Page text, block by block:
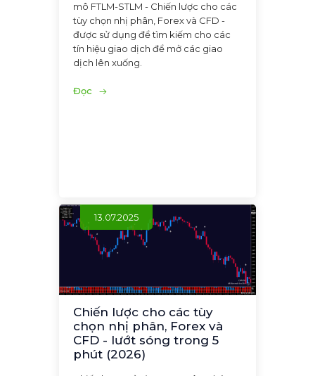
mô FTLM-STLM - Chiến lược cho các
tùy chọn nhị phân, Forex và CFD -
được sử dụng để tìm kiếm cho các
tín hiệu giao dịch để mở các giao
dịch lên xuống.
Đọc
13.07.2025
Chiến lược cho các tùy
chọn nhị phân, Forex và
CFD - lướt sóng trong 5
phút (2026)